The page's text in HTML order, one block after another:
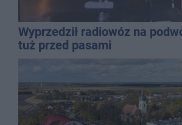
Wyprzedził radiowóz na
tuż przed pasami